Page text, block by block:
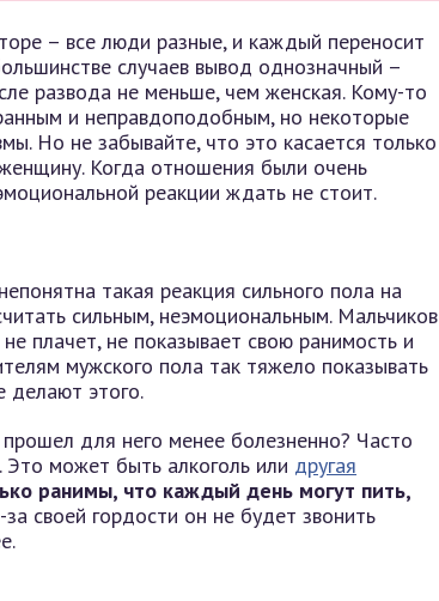
– все люди разные, и каждый переносит
случаев вывод однозначный –
развода не меньше, чем женская. Кому-то
и неправдоподобным, но некоторые
Но не забывайте, что это касается только
Когда отношения были очень
реакции ждать не стоит.
такая реакция сильного пола на
сильным, неэмоциональным. Мальчиков
плачет, не показывает свою ранимость и
мужского пола так тяжело показывать
делают этого.
для него менее болезненно? Часто
Это может быть алкоголь или другая
ранимы, что каждый день могут пить,
за своей гордости он не будет звонить